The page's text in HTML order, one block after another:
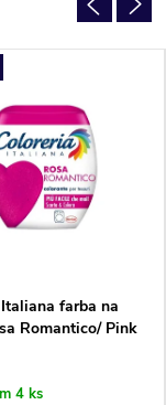
farba na
Romantico/ Pink
4 ks